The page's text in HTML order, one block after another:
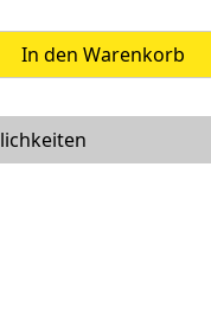
In den Warenkorb